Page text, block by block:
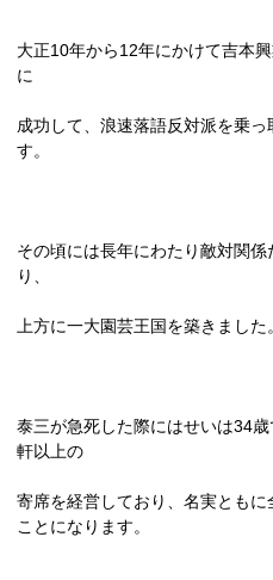
大正10年から12年にかけて吉本
に
成功して、浪速落語反対派を乗
す。
その頃には長年にわたり敵対関
り、
上方に一大園芸王国を築きました
泰三が急死した際にはせいは34
軒以上の
寄席を経営しており、名実とも
ことになります。